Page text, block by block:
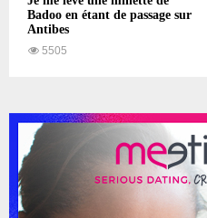
Badoo en étant de passage sur
Antibes
5505